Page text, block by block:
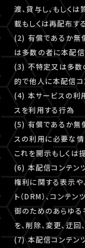
渡、貸与し、もしく
載もしくは再配布す
(2) 有償であるか無
は多数の者に本配
(3) 不特定又は多数
的で他人に本配信
(4) 本サービスの利
スを利用する行為
(5) 有償であるか無
スの利用に必要な
これを開示もしくは
(6) 本配信コンテン
権利に関する表示や
ト（DRM）、コンテ
御のためのあらゆる
を、削除、変更、迂
(7) 本配信コンテンツ